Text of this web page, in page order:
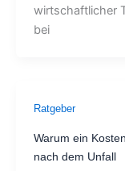
wirtschaftlicher
bei
Ratgeber
Warum ein
nach dem Unfall